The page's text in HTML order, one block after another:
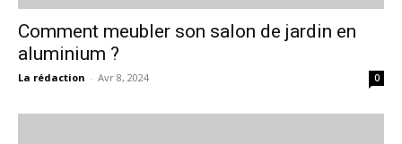
Comment meubler son salon de jardin en
aluminium ?
La rédaction - Avr 8, 2024 0